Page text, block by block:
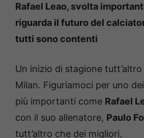
Rafael Leao, svolta
riguarda il futuro del
tutti sono contenti
Un inizio di stagione
Milan. Figuriamoci per uno
più importanti come Rafael
con il suo allenatore, Paulo
tutt’altro che dei migliori.